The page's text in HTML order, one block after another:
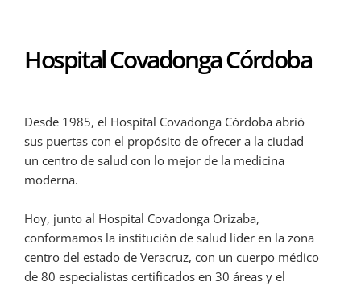
Hospital Covadonga Córdoba
Desde 1985, el Hospital Covadonga Córdoba abrió
sus puertas con el propósito de ofrecer a la ciudad
un centro de salud con lo mejor de la medicina
moderna.
Hoy, junto al Hospital Covadonga Orizaba,
conformamos la institución de salud líder en la zona
centro del estado de Veracruz, con un cuerpo médico
de 80 especialistas certificados en 30 áreas y el